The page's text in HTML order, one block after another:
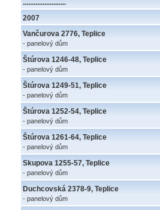
........................
2007
Vančurova 2776, Teplice
- panelový dům
Štúrova 1246-48, Teplice
- panelový dům
Štúrova 1249-51, Teplice
- panelový dům
Štúrova 1252-54, Teplice
- panelový dům
Štúrova 1261-64, Teplice
- panelový dům
Skupova 1255-57, Teplice
- panelový dům
Duchcovská 2378-9, Teplice
- panelový dům